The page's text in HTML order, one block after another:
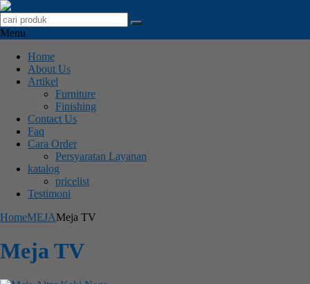
Menu
Home
About Us
Artikel
Furniture
Finishing
Contact Us
Faq
Cara Order
Persyaratan Layanan
katalog
pricelist
Testimoni
HomeMEJAMeja TV
Meja TV